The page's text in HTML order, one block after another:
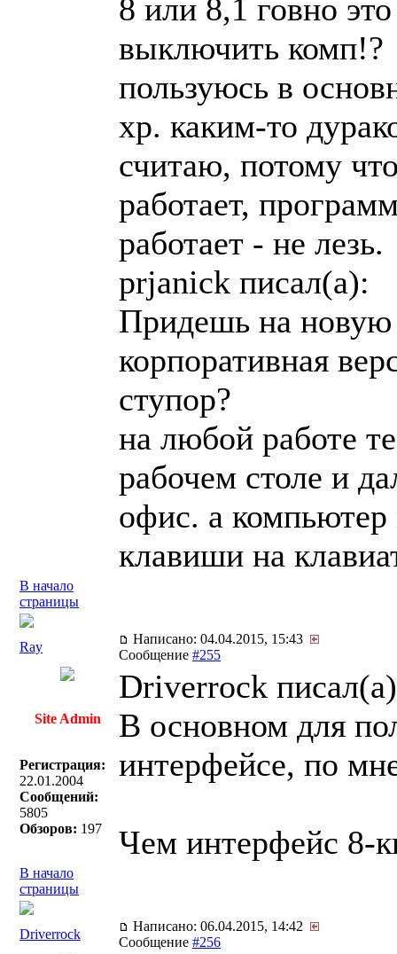
8 или 8,1 говно
выключить комп!?
пользуюсь в
хр. каким-то
считаю, потому
работает,
работает - не лезь.
prjanick писал(a):
Придешь на новую
корпоративная
ступор?
на любой работе
рабочем столе и
офис. а
клавиши на
В начало
страницы
Ray
Написано: 04.04.2015, 15:43
Сообщение #255
Site Admin
Регистрация:
22.01.2004
Сообщений:
5805
Обзоров: 197
Driverrock
В основном для
интерфейсе, по
Чем интерфейс 8-
В начало
страницы
Driverrock
Написано: 06.04.2015, 14:42
Сообщение #256